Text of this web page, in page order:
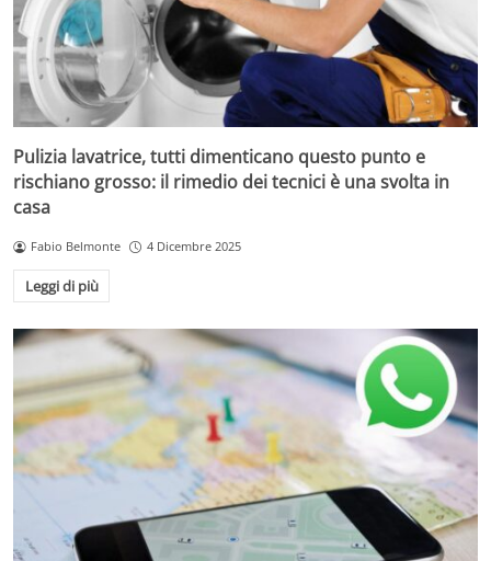
Pulizia lavatrice, tutti dimenticano questo punto e
rischiano grosso: il rimedio dei tecnici è una svolta in
casa
Fabio Belmonte 4 Dicembre 2025
Leggi di più